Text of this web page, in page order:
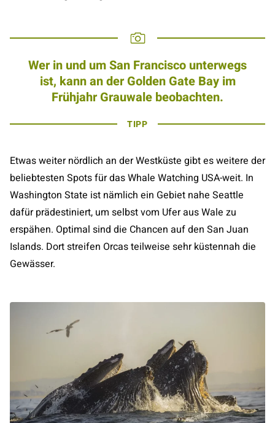
Wer in und um San Francisco unterwegs
ist, kann an der Golden Gate Bay im
Frühjahr Grauwale beobachten.
TIPP
Etwas weiter nördlich an der Westküste gibt es weitere der
beliebtesten Spots für das Whale Watching USA-weit. In
Washington State ist nämlich ein Gebiet nahe Seattle
dafür prädestiniert, um selbst vom Ufer aus Wale zu
erspähen. Optimal sind die Chancen auf den San Juan
Islands. Dort streifen Orcas teilweise sehr küstennah die
Gewässer.